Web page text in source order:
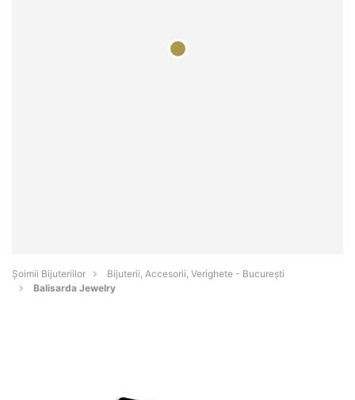
Şoimii Bijuteriilor
Bijuterii, Accesorii, Verighete - Bucureşti
Balisarda Jewelry